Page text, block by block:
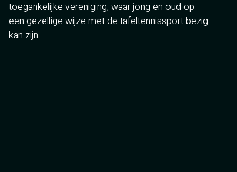
toegankelijke vereniging, waar jong en oud op
een gezellige wijze met de tafeltennissport bezig
kan zijn.